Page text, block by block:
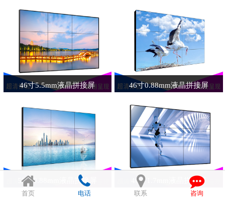
46寸5.5mm液晶拼接屏 46寸0.88mm液晶拼接屏
55寸0.88mm液晶拼接屏 46寸1.7mm液晶拼接屏
首页 电话 联系 咨询